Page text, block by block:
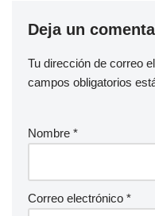
Deja un
Tu dirección de correo
campos obligatorios
Nombre *
Correo electrónico *